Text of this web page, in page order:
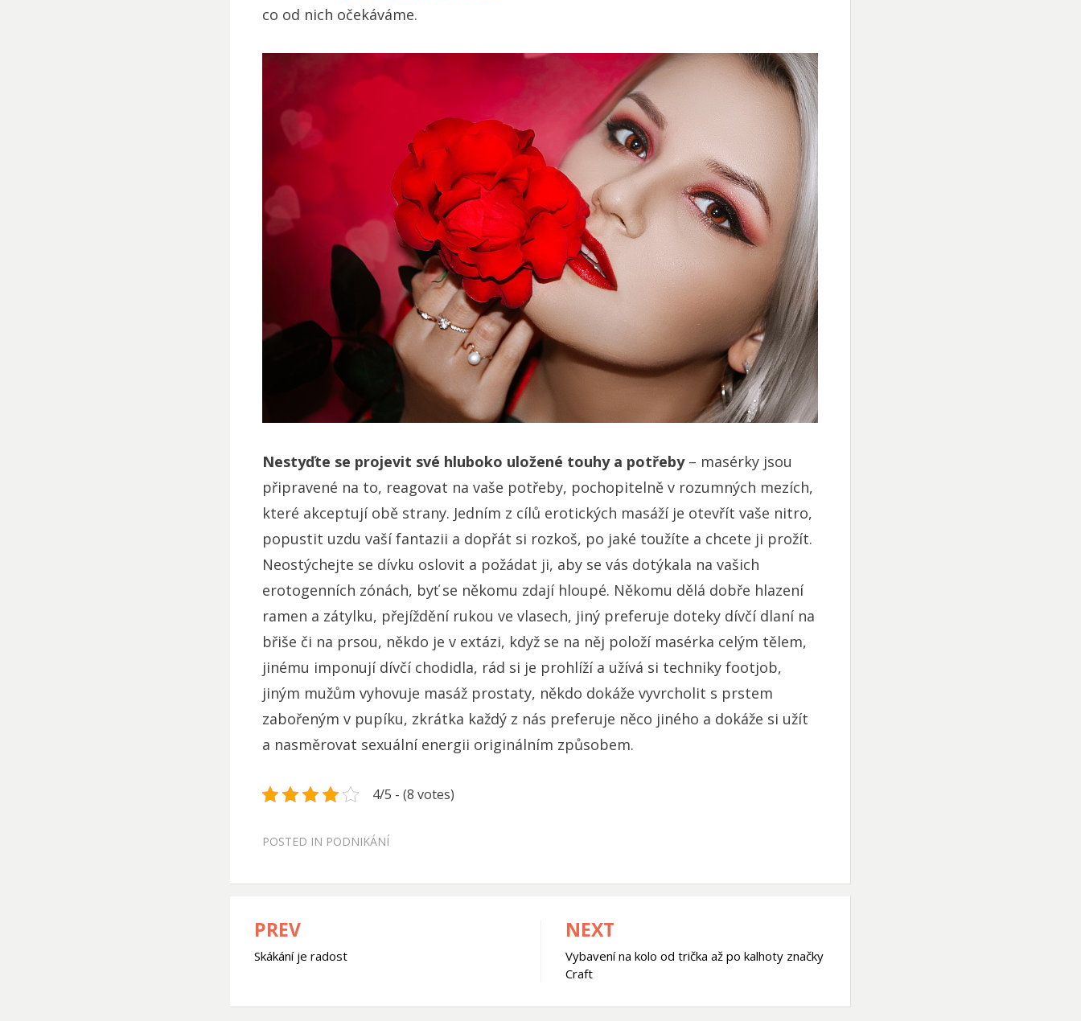
co od nich očekáváme.
Nestyďte se projevit své hluboko uložené touhy a potřeby– masérky jsou
připravené na to, reagovat na vaše potřeby, pochopitelně v rozumných mezích,
které akceptují obě strany. Jedním z cílů erotických masáží je otevřít vaše nitro,
popustit uzdu vaší fantazii a dopřát si rozkoš, po jaké toužíte a chcete ji prožít.
Neostýchejte se dívku oslovit a požádat ji, aby se vás dotýkala na vašich
erotogenních zónách, byť se někomu zdají hloupé. Někomu dělá dobře hlazení
ramen a zátylku, přejíždění rukou ve vlasech, jiný preferuje doteky dívčí dlaní na
břiše či na prsou, někdo je v extázi, když se na něj položí masérka celým tělem,
jinému imponují dívčí chodidla, rád si je prohlíží a užívá si techniky footjob,
jiným mužům vyhovuje masáž prostaty, někdo dokáže vyvrcholit s prstem
zabořeným v pupíku, zkrátka každý z nás preferuje něco jiného a dokáže si užít
a nasměrovat sexuální energii originálním způsobem.
4/5 - (8 votes)
POSTED IN PODNIKÁNÍ
Navigace
pro
PREV
Skákání je radost
NEXT
Vybavení na kolo od trička až po kalhoty značky
Craft